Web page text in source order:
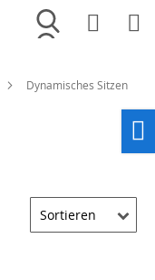
Merkliste
Dynamisches Sitzen